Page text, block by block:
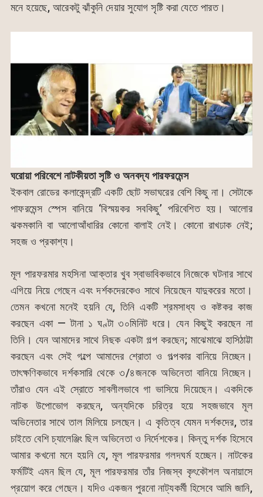
মনে হয়েছে, আরেকটু ঝাঁকুনি দেয়ার সুযোগ সৃষ্টি করা যেতে পারত।
ঘরোয়া পরিবেশে নাটকীয়তা সৃষ্টি ও অনবদ্য পারফরমেন্স
ইকবাল রোডের কলাকেন্দ্রটি একটি ছোট সভাঘরের বেশি কিছু না। সেটাকে
পাফরমেন্স স্পেস বানিয়ে ‘বিস্ময়কর সবকিছু’ পরিবেশিত হয়। আলোর
ঝকমকানি বা আলোআঁধারির কোনো বালাই নেই। কোনো রাখঢাক নেই;
সহজ ও প্রকাশ্য।
মূল পারফরমার মহসিনা আক্তার খুব স্বাভাবিকভাবে নিজেকে ঘটনার সাথে
এগিয়ে নিয়ে গেছেন এবং দর্শকদেরকেও সাথে নিয়েছেন যাদুকরের মতো।
তেমন কখনো মনেই হয়নি যে, তিনি একটি শ্রমসাধ্য ও কষ্টকর কাজ
করছেন একা — টানা ১ ঘণ্টা ৩০মিনিট ধরে। যেন কিছুই করছেন না
তিনি। যেন আমাদের সাথে নিছক একটা গল্প করছেন; মাঝেমাঝে হাসিঠাট্টা
করছেন এবং সেই গল্পে আমাদের শ্রোতা ও গল্পকার বানিয়ে নিচ্ছেন।
তাৎক্ষণিকভাবে দর্শকসারি থেকে ৩/৪জনকে অভিনেতা বানিয়ে নিচ্ছেন।
তাঁরাও যেন এই স্রোতে সাবলীলভাবে গা ভাসিয়ে দিয়েছেন। একদিকে
নাটক উপোভোগ করছেন, অন্যদিকে চরিত্র হয়ে সহজভাবে মূল
অভিনেতার সাথে তাল মিলিয়ে চলছেন। এ কৃতিত্ব যেমন দর্শকদের, তার
চাইতে বেশি চ্যালেঞ্জিং ছিল অভিনেতা ও নির্দেশকের। কিন্তু দর্শক হিসেবে
আমার কখনো মনে হয়নি যে, মূল পারফরমার গলদঘর্ম হচ্ছেন। নাটকের
ফর্মটিই এমন ছিল যে, মূল পারফরমার তাঁর নিজস্ব কৃৎকৌশল অনায়াসে
প্রয়োগ করে গেছেন। যদিও একজন পুরনো নাট্যকর্মী হিসেবে আমি জানি,